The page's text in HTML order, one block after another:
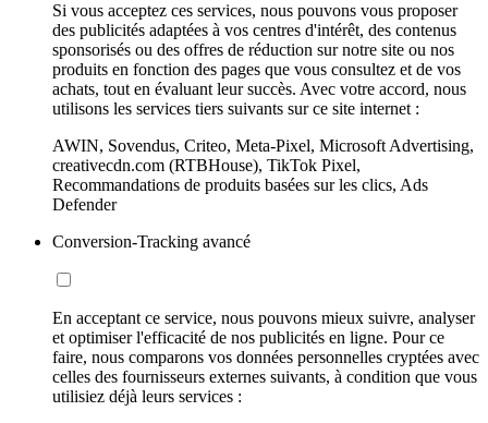
Si vous acceptez ces services, nous pouvons vous proposer
des publicités adaptées à vos centres d'intérêt, des contenus
sponsorisés ou des offres de réduction sur notre site ou nos
produits en fonction des pages que vous consultez et de vos
achats, tout en évaluant leur succès. Avec votre accord, nous
utilisons les services tiers suivants sur ce site internet :
AWIN, Sovendus, Criteo, Meta-Pixel, Microsoft Advertising,
creativecdn.com (RTBHouse), TikTok Pixel,
Recommandations de produits basées sur les clics, Ads
Defender
Conversion-Tracking avancé
En acceptant ce service, nous pouvons mieux suivre, analyser
et optimiser l'efficacité de nos publicités en ligne. Pour ce
faire, nous comparons vos données personnelles cryptées avec
celles des fournisseurs externes suivants, à condition que vous
utilisiez déjà leurs services :